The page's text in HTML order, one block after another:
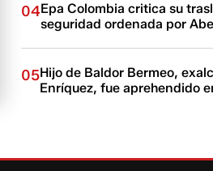
04Epa Colombia critica su
seguridad ordenada por
05Hijo de Baldor Bermeo,
Enríquez, fue aprehendido